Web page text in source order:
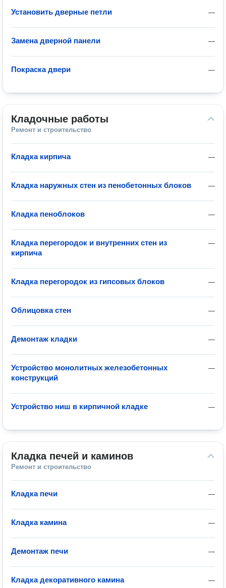
—
Установить дверные петли
—
Замена дверной панели
—
Покраска двери
Кладочные работы
Ремонт и строительство
—
Кладка кирпича
—
Кладка наружных стен из пенобетонных блоков
—
Кладка пеноблоков
—
Кладка перегородок и внутренних стен из
кирпича
—
Кладка перегородок из гипсовых блоков
—
Облицовка стен
—
Демонтаж кладки
—
Устройство монолитных железобетонных
конструкций
—
Устройство ниш в кирпичной кладке
Кладка печей и каминов
Ремонт и строительство
—
Кладка печи
—
Кладка камина
—
Демонтаж печи
—
Кладка декоративного камина